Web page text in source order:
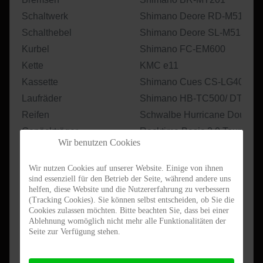
Schaltwerk
Shimano Deore RD-M5130
Schalthebel
Shimano Deore SL-M5130
Kurbel
Shimano FC-EM600
Kette
KMC e11
Kassette
Shimano Cues CS-LG400
Laufräder
Shimano HB-TC500/ DT
Reifen
Schwalbe Hurricane Double
Gepäckträger
Racktime Basic 2.0 Tour mit
Schutzbleche
SKS Edge AL56 Aluminium
Frontscheinwerfer
Litemove RX-E50 50Lux
Rücklicht
Axa Juno LED
Antriebssystem
Shimano STEPS EP600
Batterie
Shimano BT-EN806 630Wh
Display
Wir benutzen Cookies
Wir nutzen Cookies auf unserer Website. Einige von ihnen
sind essenziell für den Betrieb der Seite, während andere uns
helfen, diese Website und die Nutzererfahrung zu verbessern
(Tracking Cookies). Sie können selbst entscheiden, ob Sie die
Cookies zulassen möchten. Bitte beachten Sie, dass bei einer
Ablehnung womöglich nicht mehr alle Funktionalitäten der
Seite zur Verfügung stehen.